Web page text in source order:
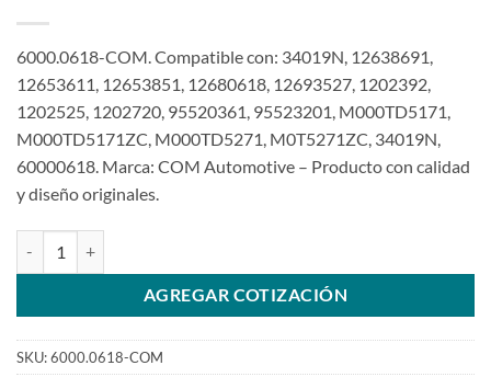
6000.0618-COM. Compatible con: 34019N, 12638691,
12653611, 12653851, 12680618, 12693527, 1202392,
1202525, 1202720, 95520361, 95523201, M000TD5171,
M000TD5171ZC, M000TD5271, M0T5271ZC, 34019N,
60000618. Marca: COM Automotive – Producto con calidad
y diseño originales.
AGREGAR COTIZACIÓN
SKU:6000.0618-COM